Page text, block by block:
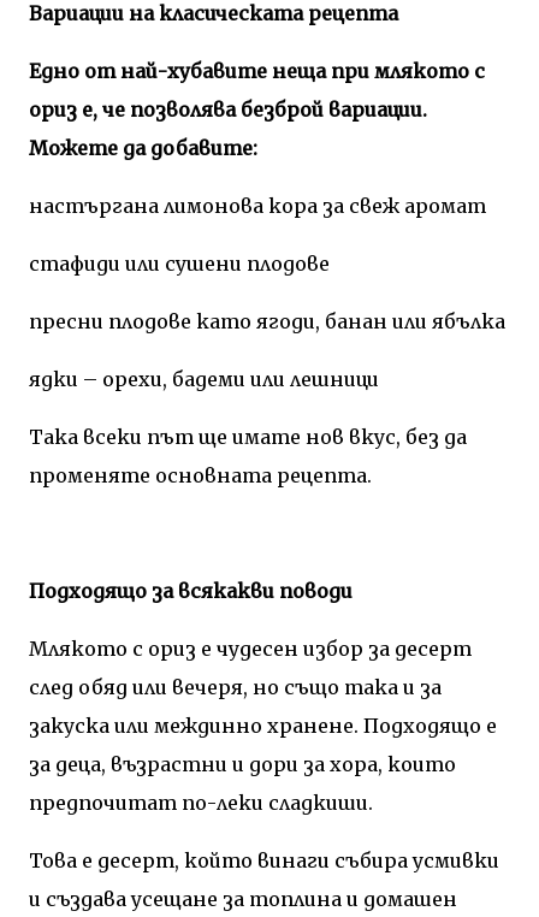
Вариации на класическата рецепта
Едно от най-хубавите неща при млякото с
ориз е, че позволява безброй вариации.
Можете да добавите:
настъргана лимонова кора за свеж аромат
стафиди или сушени плодове
пресни плодове като ягоди, банан или ябълка
ядки – орехи, бадеми или лешници
Така всеки път ще имате нов вкус, без да
променяте основната рецепта.
Подходящо за всякакви поводи
Млякото с ориз е чудесен избор за десерт
след обяд или вечеря, но също така и за
закуска или междинно хранене. Подходящо е
за деца, възрастни и дори за хора, които
предпочитат по-леки сладкиши.
Това е десерт, който винаги събира усмивки
и създава усещане за топлина и домашен